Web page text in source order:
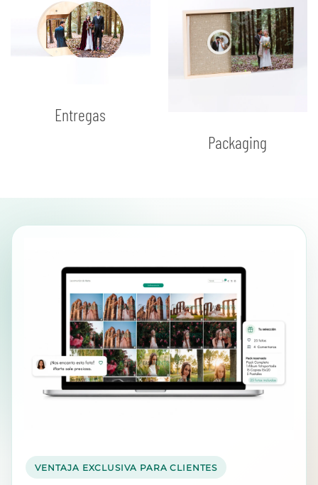
Entregas
Packaging
VENTAJA EXCLUSIVA PARA CLIENTES